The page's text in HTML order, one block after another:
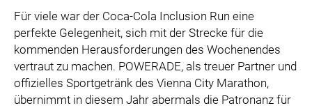
Für viele war der Coca-Cola Inclusion Run eine
perfekte Gelegenheit, sich mit der Strecke für die
kommenden Herausforderungen des Wochenendes
vertraut zu machen. POWERADE, als treuer Partner und
offizielles Sportgetränk des Vienna City Marathon,
übernimmt in diesem Jahr abermals die Patronanz für